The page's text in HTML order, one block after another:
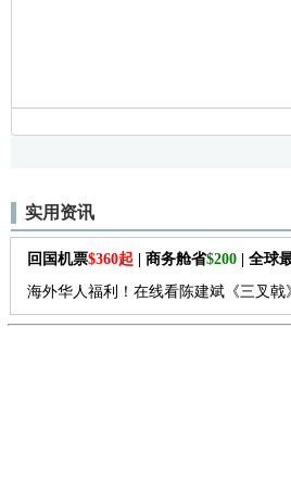
实用资讯
回国机票$360起 | 商务舱省$200 | 全球
海外华人福利！在线看陈建斌《三叉